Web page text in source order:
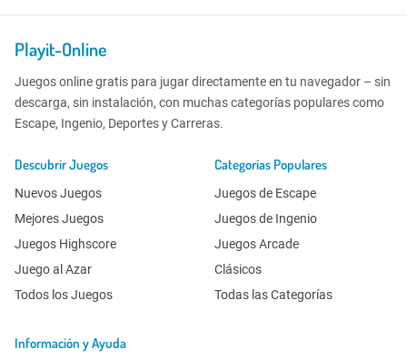
Playit-Online
Juegos online gratis para jugar directamente en tu navegador – sin
descarga, sin instalación, con muchas categorías populares como
Escape, Ingenio, Deportes y Carreras.
Descubrir Juegos
Nuevos Juegos
Mejores Juegos
Juegos Highscore
Juego al Azar
Todos los Juegos
Categorías Populares
Juegos de Escape
Juegos de Ingenio
Juegos Arcade
Clásicos
Todas las Categorías
Información y Ayuda